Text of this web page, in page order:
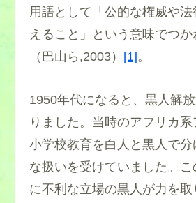
用語として「公的な権威や
えること」という意味でつ
（巴山ら,2003） [1]。
1950年代になると、黒人解
りました。当時のアフリカ系
小学校教育を白人と黒人で
な扱いを受けていました。
に不利な立場の黒人が力を